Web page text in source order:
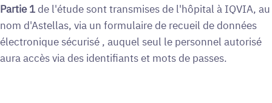
Partie 1 de l'étude sont transmises de l'hôpital à IQVIA, au
nom d'Astellas, via un formulaire de recueil de données
électronique sécurisé , auquel seul le personnel autorisé
aura accès via des identifiants et mots de passes.